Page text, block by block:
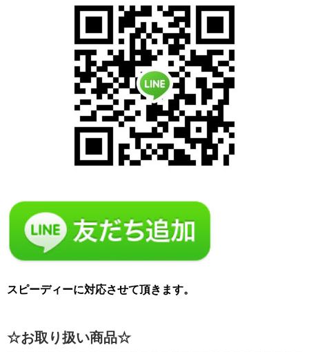
スピーディーに対応させて頂きます。
☆お取り扱い商品☆